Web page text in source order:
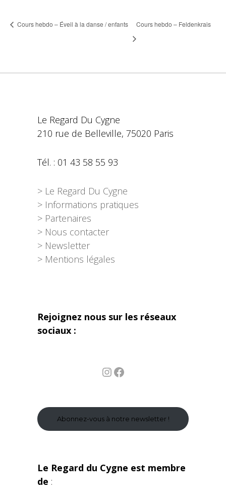
Cours hebdo – Éveil à la danse / enfants Cours hebdo – Feldenkrais
Le Regard Du Cygne
210 rue de Belleville, 75020 Paris
Tél. : 01 43 58 55 93
> Le Regard Du Cygne
> Informations pratiques
> Partenaires
> Nous contacter
> Newsletter
> Mentions légales
Rejoignez nous sur les réseaux
sociaux :
InstagramFacebook
Abonnez-vous à notre newsletter !
Le Regard du Cygne est membre
de :